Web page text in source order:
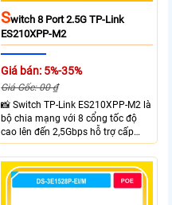
SWitch 8 Port 2.5G TP-Link
ES210XPP-M2
Giá bán: 5%-35%
Giá Gốc: 00 ₫
📸 Switch TP-Link ES210XPP-M2 là
bộ chia mạng với 8 cổng tốc độ
cao lên đến 2,5Gbps hỗ trợ cấp
nguồn và mạng cho đầu ghi hình
từ xa nhờ công suất POE lên đến